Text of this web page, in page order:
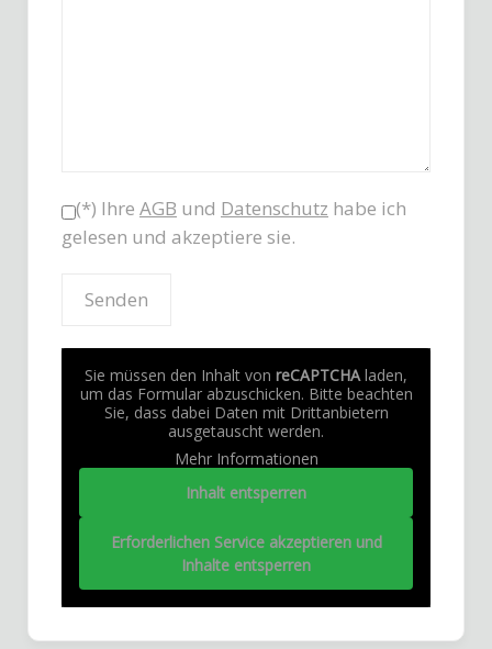
(*) Ihre AGB und Datenschutz habe ich
gelesen und akzeptiere sie.
Sie müssen den Inhalt von reCAPTCHAladen,
um das Formular abzuschicken. Bitte beachten
Sie, dass dabei Daten mit Drittanbietern
ausgetauscht werden.
Mehr Informationen
Inhalt entsperren
Erforderlichen Service akzeptieren und
Inhalte entsperren